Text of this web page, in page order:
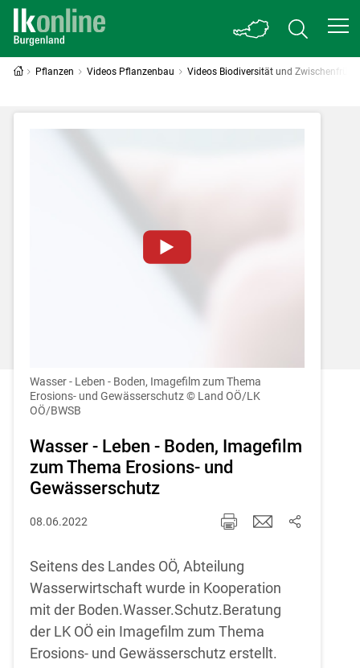
Pflanzen Videos Pflanzenbau Videos Biodiversität und
Einstellungen jederzeit einsehen und
korrigieren
Akzeptieren
Wasser - Leben - Boden, Imagefilm zum Thema
Erosions- und Gewässerschutz © Land OÖ/LK
OÖ/BWSB
Wasser - Leben - Boden, Imagefilm
zum Thema Erosions- und
Gewässerschutz
08.06.2022
Seitens des Landes OÖ, Abteilung
Wasserwirtschaft wurde in Kooperation
mit der Boden.Wasser.Schutz.Beratung
der LK OÖ ein Imagefilm zum Thema
Erosions- und Gewässerschutz erstellt.